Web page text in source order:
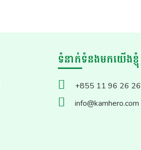
ទំនាក់ទំនងមកយើងខ្ញុំ
+855 11 96 26 26
info@kamhero.com